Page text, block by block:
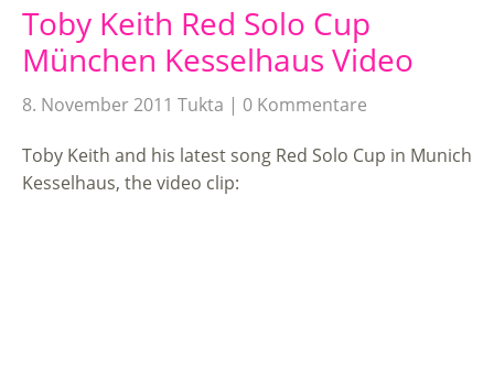
Toby Keith Red Solo Cup
München Kesselhaus Video
8. November 2011 Tukta 0 Kommentare
Toby Keith and his latest song Red Solo Cup in Munich
Kesselhaus, the video clip: